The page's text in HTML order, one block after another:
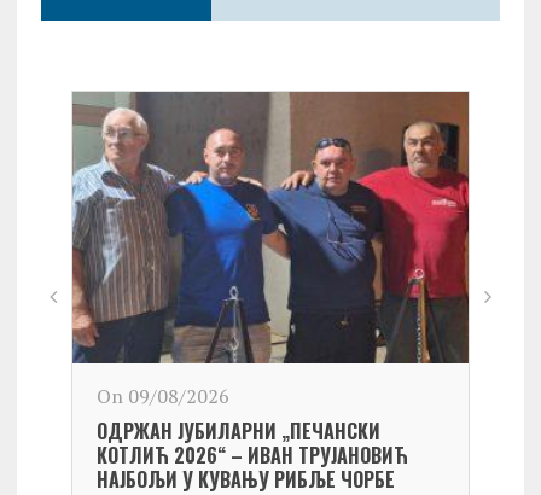
On 09/08/2026
ОДРЖАН ЈУБИЛАРНИ „ПЕЧАНСКИ
КОТЛИЋ 2026“ – ИВАН ТРУЈАНОВИЋ
НАЈБОЉИ У КУВАЊУ РИБЉЕ ЧОРБЕ